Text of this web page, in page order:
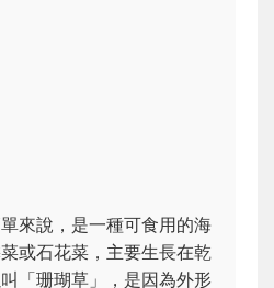
來說，是一種可食用的海
或石花菜，主要生長在乾
「珊瑚草」，是因為外形